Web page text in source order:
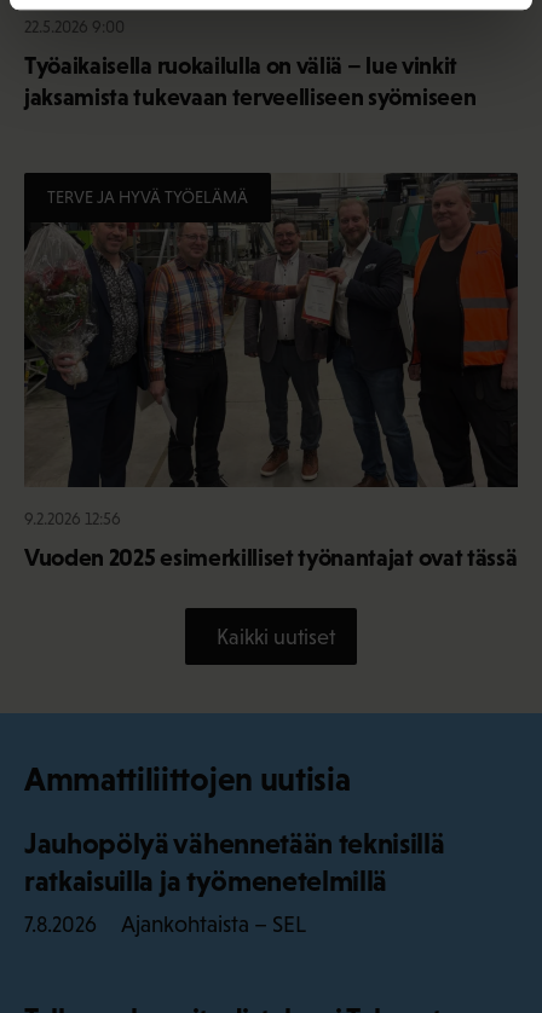
22.5.2026 9:00
Työaikaisella ruokailulla on väliä – lue vinkit
jaksamista tukevaan terveelliseen syömiseen
TERVE JA HYVÄ TYÖELÄMÄ
9.2.2026 12:56
Vuoden 2025 esimerkilliset työnantajat ovat tässä
Kaikki uutiset
Ammattiliittojen uutisia
Jauhopölyä vähennetään teknisillä
ratkaisuilla ja työmenetelmillä
7.8.2026 Ajankohtaista – SEL